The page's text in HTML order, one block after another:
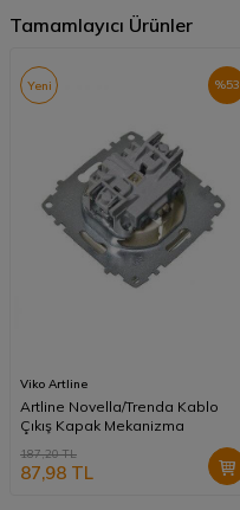
Tamamlayıcı Ürünler
%53
Yeni
Viko Artline
Artline Novella/Trenda Kablo
Çıkış Kapak Mekanizma
187,20TL
87,98 TL